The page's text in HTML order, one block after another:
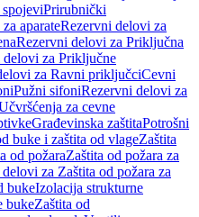
Prirubnički
aparateRezervni delovi za
Rezervni delovi za Priključna
delovi za Priključne
za Ravni priključciCevni
Pužni sifoniRezervni delovi za
za cevne
Građevinska zaštitaPotrošni
buke i zaštita od vlageZaštita
od požaraZaštita od požara za
za Zaštita od požara za
bukeIzolacija strukturne
bukeZaštita od